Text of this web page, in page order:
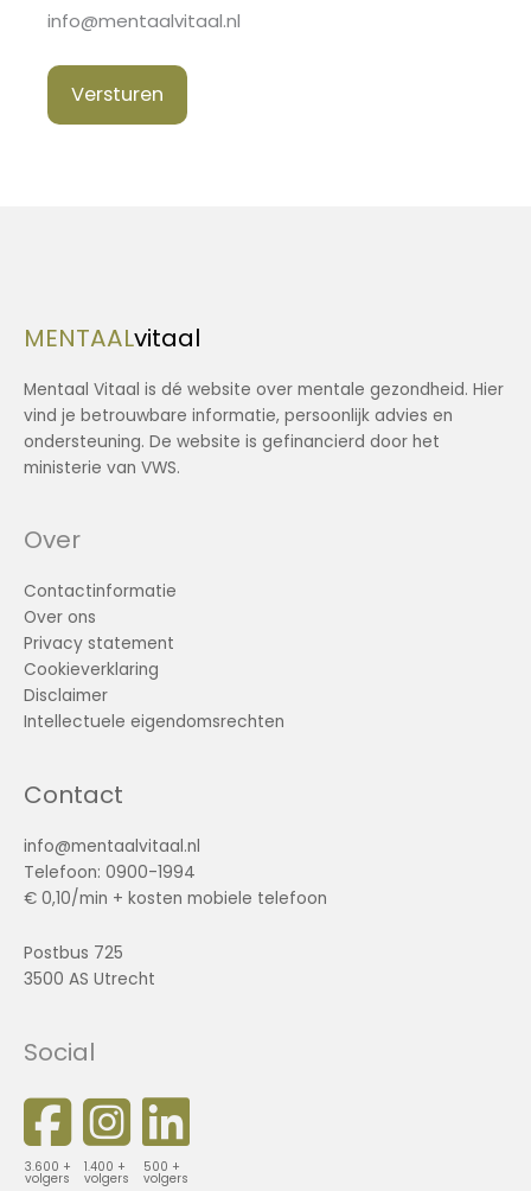
info@mentaalvitaal.nl
Versturen
MENTAALvitaal
Mentaal Vitaal is dé website over mentale gezondheid. Hier
vind je betrouwbare informatie, persoonlijk advies en
ondersteuning. De website is gefinancierd door het
ministerie van VWS.
Over
Contactinformatie
Over ons
Privacy statement
Cookieverklaring
Disclaimer
Intellectuele eigendomsrechten
Contact
info@mentaalvitaal.nl
Telefoon: 0900-1994
€ 0,10/min + kosten mobiele telefoon
Postbus 725
3500 AS Utrecht
Social
3.600 +
volgers
1.400 +
volgers
500 +
volgers